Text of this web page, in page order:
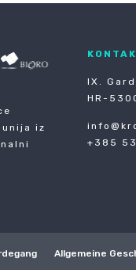
iz
IX.
HR-
+385
Allgemeine